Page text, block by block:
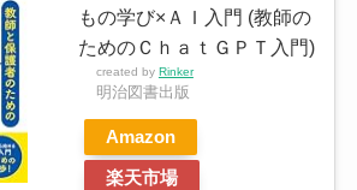
もの学び×ＡＩ入門 (教師の
ためのＣｈａｔＧＰＴ入門)
created by Rinker
明治図書出版
Amazon
楽天市場